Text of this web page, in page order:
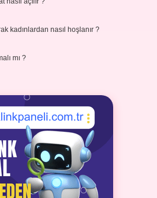
kadınlardan nasıl hoşlanır ?
mı ?